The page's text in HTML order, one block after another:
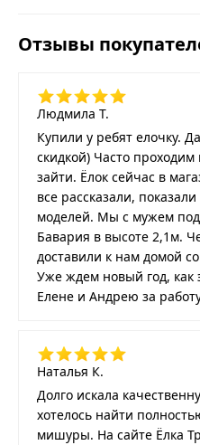
Отзывы
Людмила Т.
Купили у ребят елочку.
скидкой) Часто
зайти. Ёлок сейчас в
все рассказали,
моделей. Мы с мужем
Бавария в высоте 2,1м.
доставили к нам домой
Уже ждем новый год, как
Елене и Андрею за
Наталья К.
Долго искала
хотелось найти
мишуры. На сайте Ёлка